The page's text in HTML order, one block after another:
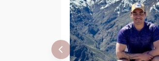
01/04/17
Ricardo Fravega
30/10/16 Bruce Swain
27/10/16 Roger Blairs